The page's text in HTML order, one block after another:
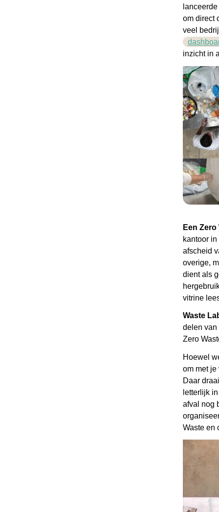
om direct
veel
inzicht in
Een
kantoor in
afscheid
overige,
dient als
vitrine
Waste
delen van
Zero
Hoewel
om met je
Daar
letterlijk
afval nog
Waste en